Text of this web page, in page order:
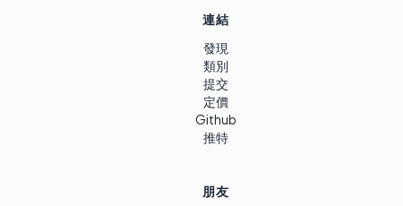
連結
發現
類別
提交
定價
Github
推特
朋友